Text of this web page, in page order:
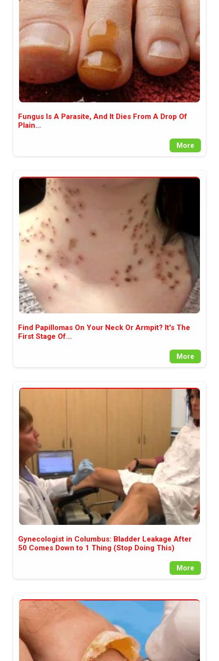
аудитория, затова държим на
прозрачност и коректност от
наша страна. Поднасяме ви
новините такива, каквито са. В
пълния си потенциал.
Fungus Is A Parasite, And It Dies From A Drop Of
Plain...
More
Find Papillomas On Your Neck Or Armpit? It's The
First Stage Of...
More
Gynecologist in Columbus: Bladder Leakage After
50 Comes Down to 1 Thing (Stop Doing This)
More